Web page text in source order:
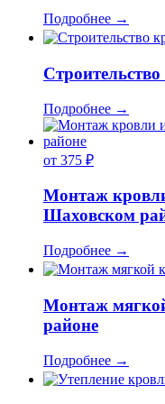
Подробнее →
Подробнее →
от 375 ₽
Монтаж
Шаховском
Подробнее →
Монтаж
районе
Подробнее →